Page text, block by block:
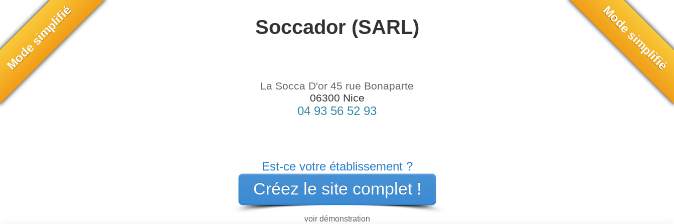
Soccador (SARL)
La Socca D'or 45 rue Bonaparte
06300 Nice
04 93 56 52 93
Est-ce votre établissement ?
Créez le site complet !
voir démonstration
Mode simplifié Mode simplifié